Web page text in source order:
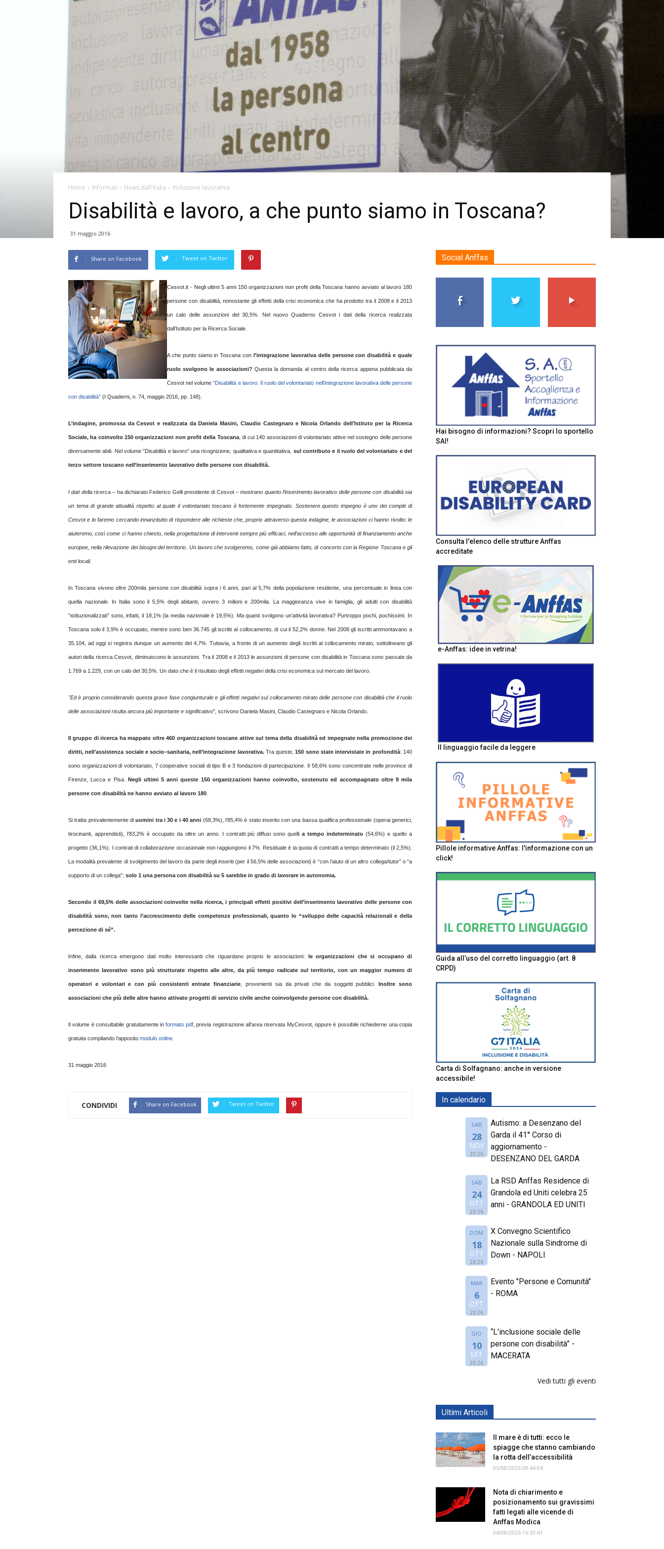
Home Informati News dall'Italia Inclusione lavorativa
Disabilità e lavoro, a che punto siamo in Toscana?
31 maggio 2016
Share on Facebook Tweet on Twitter
Cesvot.it - Negli ultimi 5 anni 150 organizzazioni non profit della Toscana hanno avviato al lavoro 180
persone con disabilità, nonostante gli effetti della crisi economica che ha prodotto tra il 2008 e il 2013
un calo delle assunzioni del 30,5%. Nel nuovo Quaderno Cesvot i dati della ricerca realizzata
dall’Istituto per la Ricerca Sociale.
A che punto siamo in Toscana con l’integrazione lavorativa delle persone con disabilità e quale
ruolo svolgono le associazioni? Questa la domanda al centro della ricerca appena pubblicata da
Cesvot nel volume“Disabilità e lavoro. Il ruolo del volontariato nell’integrazione lavorativa delle persone
con disabilità” (I Quaderni, n. 74, maggio 2016, pp. 148).
L’indagine, promossa da Cesvot e realizzata da Daniela Masini, Claudio Castegnaro e Nicola Orlando dell’Istituto per la Ricerca
Sociale, ha coinvolto 150 organizzazioni non profit della Toscana, di cui 140 associazioni di volontariato attive nel sostegno delle persone
diversamente abili. Nel volume “Disabilità e lavoro” una ricognizione, qualitativa e quantitativa, sul contributo e il ruolo del volontariato e del
terzo settore toscano nell’inserimento lavorativo delle persone con disabilità.
I dati della ricerca – ha dichiarato Federico Gelli presidente di Cesvot –mostrano quanto l’inserimento lavorativo delle persone con disabilità sia
un tema di grande attualità rispetto al quale il volontariato toscano è fortemente impegnato. Sostenere questo impegno è uno dei compiti di
Cesvot e lo faremo cercando innanzitutto di rispondere alle richieste che, proprio attraverso questa indagine, le associazioni ci hanno rivolto: le
aiuteremo, così come ci hanno chiesto, nella progettazione di interventi sempre più efficaci, nell’accesso alle opportunità di finanziamento anche
europee, nella rilevazione dei bisogni del territorio. Un lavoro che svolgeremo, come già abbiamo fatto, di concerto con la Regione Toscana e gli
enti locali.
In Toscana vivono oltre 200mila persone con disabilità sopra i 6 anni, pari al 5,7% della popolazione residente, una percentuale in linea con
quella nazionale. In Italia sono il 5,5% degli abitanti, ovvero 3 milioni e 200mila. La maggioranza vive in famiglia, gli adulti con disabilità
“istituzionalizzati” sono, infatti, il 18,1% (la media nazionale è 19,5%). Ma quanti svolgono un’attività lavorativa? Purtroppo pochi, pochissimi. In
Toscana solo il 3,9% è occupato, mentre sono ben 36.745 gli iscritti al collocamento, di cui il 52,2% donne. Nel 2008 gli iscritti ammontavano a
35.104, ad oggi si registra dunque un aumento del 4,7%. Tuttavia, a fronte di un aumento degli iscritti al collocamento mirato, sottolineano gli
autori della ricerca Cesvot, diminuiscono le assunzioni. Tra il 2008 e il 2013 le assunzioni di persone con disabilità in Toscana sono passate da
1.769 a 1.229, con un calo del 30,5%. Un dato che è il risultato degli effetti negativi della crisi economica sul mercato del lavoro.
"Ed è proprio considerando questa grave fase congiunturale e gli effetti negativi sul collocamento mirato delle persone con disabilità che il ruolo
delle associazioni risulta ancora più importante e significativo”, scrivono Daniela Masini, Claudio Castegnaro e Nicola Orlando.
Il gruppo di ricerca ha mappato oltre 460 organizzazioni toscane attive sul tema della disabilità ed impegnate nella promozione dei
diritti, nell’assistenza sociale e socio–sanitaria, nell’integrazione lavorativa. Tra queste,150 sono state intervistate in profondità: 140
sono organizzazioni di volontariato, 7 cooperative sociali di tipo B e 3 fondazioni di partecipazione. Il 58,6% sono concentrate nelle province di
Firenze, Lucca e Pisa. Negli ultimi 5 anni queste 150 organizzazioni hanno coinvolto, sostenuto ed accompagnato oltre 9 mila
persone con disabilità ne hanno avviato al lavoro 180.
Si tratta prevalentemente diuomini tra i 30 e i 40 anni (68,3%), l’85,4% è stato inserito con una bassa qualifica professionale (operai generici,
tirocinanti, apprendisti), l’83,2% è occupato da oltre un anno. I contratti più diffusi sono quellia tempo indeterminato (54,6%) e quello a
progetto (36,1%). I contrati di collaborazione occasionale non raggiungono il 7%. Residuale è la quota di contratti a tempo determinato (il 2,5%).
La modalità prevalente di svolgimento del lavoro da parte degli inseriti (per il 56,5% delle associazioni) è “con l’aiuto di un altro collega/tutor” o “a
supporto di un collega”; solo 1 una persona con disabilità su 5 sarebbe in grado di lavorare in autonomia.
Secondo il 69,5% delle associazioni coinvolte nella ricerca, i principali effetti positivi dell’inserimento lavorativo delle persone con
disabilità sono, non tanto l’accrescimento delle competenze professionali, quanto lo “sviluppo delle capacità relazionali e della
percezione di sé”.
Infine, dalla ricerca emergono dati molto interessanti che riguardano proprio le associazioni: le organizzazioni che si occupano di
inserimento lavorativo sono più strutturate rispetto alle altre, da più tempo radicate sul territorio, con un maggior numero di
operatori e volontari e con più consistenti entrate finanziarie, provenienti sia da privati che da soggetti pubblici. Inoltre sono
associazioni che più delle altre hanno attivato progetti di servizio civile anche coinvolgendo persone con disabilità.
Il volume è consultabile gratuitamente informato pdf, previa registrazione all’area riservata MyCesvot, oppure è possibile richiederne una copia
gratuita compilando l’apposito modulo online.
31 maggio 2016
CONDIVIDI Share on Facebook Tweet on Twitter
Social Anffas
Hai bisogno di informazioni? Scopri lo sportello
SAI!
Consulta l'elenco delle strutture Anffas
accreditate
e-Anffas: idee in vetrina!
Il linguaggio facile da leggere
Pillole informative Anffas: l'informazione con un
click!
Guida all’uso del corretto linguaggio (art. 8
CRPD)
Carta di Solfagnano: anche in versione
accessibile!
In calendario
SAB
28
NOV
2026
Autismo: a Desenzano del
Garda il 41° Corso di
aggiornamento -
DESENZANO DEL GARDA
SAB
24
OTT
2026
La RSD Anffas Residence di
Grandola ed Uniti celebra 25
anni - GRANDOLA ED UNITI
DOM
18
OTT
2026
X Convegno Scientifico
Nazionale sulla Sindrome di
Down - NAPOLI
MAR
6
OTT
2026
Evento "Persone e Comunità"
- ROMA
GIO
10
SET
2026
“L’inclusione sociale delle
persone con disabilità” -
MACERATA
Vedi tutti gli eventi
Ultimi Articoli
Il mare è di tutti: ecco le
spiagge che stanno cambiando
la rotta dell’accessibilità
05/08/2026 08:44:04
Nota di chiarimento e
posizionamento sui gravissimi
fatti legati alle vicende di
Anffas Modica
04/08/2026 16:53:41